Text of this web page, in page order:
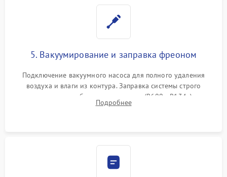
5. Вакуумирование и заправка фреоном
Подключение вакуумного насоса для полного удаления
воздуха и влаги из контура. Заправка системы строго
дозированным объемом хладагента (R600a, R134a) по
электронным весам. Контроль рабочего давления в системе.
Подробнее